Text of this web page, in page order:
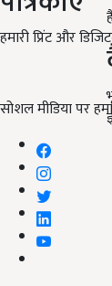
हमारी प्रिंट और
सोशल मीडिया पर